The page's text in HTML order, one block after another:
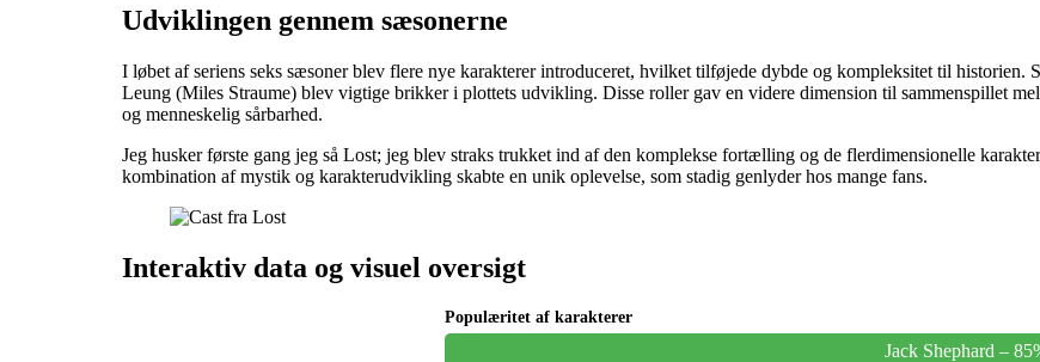
Udviklingen gennem sæsonerne
I løbet af seriens seks sæsoner blev flere nye karakterer introduceret, hvilket tilføjede dybde og kompleksitet til
Leung (Miles Straume) blev vigtige brikker i plottets udvikling. Disse roller gav en videre dimension til sammenspillet
og menneskelig sårbarhed.
Jeg husker første gang jeg så Lost; jeg blev straks trukket ind af den komplekse fortælling og de flerdimensionelle
kombination af mystik og karakterudvikling skabte en unik oplevelse, som stadig genlyder hos mange fans.
Interaktiv data og visuel oversigt
Populæritet af karakterer
Jack Shephard –